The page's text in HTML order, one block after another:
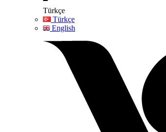
Türkçe
Türkçe
English